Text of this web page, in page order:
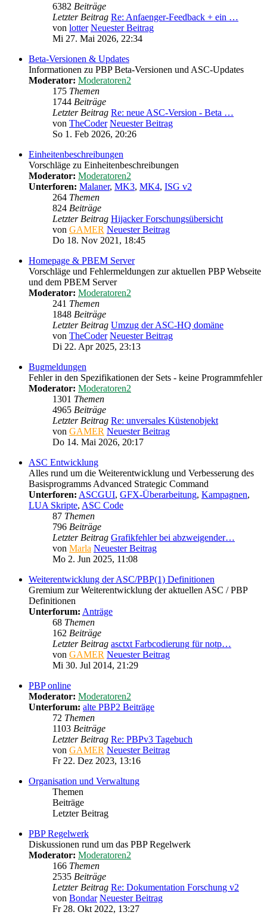
6382 Beiträge
Letzter Beitrag Re: Anfaenger-Feedback + ein …
von lotter Neuester Beitrag
Mi 27. Mai 2026, 22:34
Beta-Versionen & Updates
Informationen zu PBP Beta-Versionen und ASC-Updates
Moderator: Moderatoren2
175 Themen
1744 Beiträge
Letzter Beitrag Re: neue ASC-Version - Beta …
von TheCoder Neuester Beitrag
So 1. Feb 2026, 20:26
Einheitenbeschreibungen
Vorschläge zu Einheitenbeschreibungen
Moderator: Moderatoren2
Unterforen: Malaner, MK3, MK4, ISG v2
264 Themen
824 Beiträge
Letzter Beitrag Hijacker Forschungsübersicht
von GAMER Neuester Beitrag
Do 18. Nov 2021, 18:45
Homepage & PBEM Server
Vorschläge und Fehlermeldungen zur aktuellen PBP Webseite
und dem PBEM Server
Moderator: Moderatoren2
241 Themen
1848 Beiträge
Letzter Beitrag Umzug der ASC-HQ domäne
von TheCoder Neuester Beitrag
Di 22. Apr 2025, 23:13
Bugmeldungen
Fehler in den Spezifikationen der Sets - keine Programmfehler
Moderator: Moderatoren2
1301 Themen
4965 Beiträge
Letzter Beitrag Re: unversales Küstenobjekt
von GAMER Neuester Beitrag
Do 14. Mai 2026, 20:17
ASC Entwicklung
Alles rund um die Weiterentwicklung und Verbesserung des
Basisprogramms Advanced Strategic Command
Unterforen: ASCGUI, GFX-Überarbeitung, Kampagnen,
LUA Skripte, ASC Code
87 Themen
796 Beiträge
Letzter Beitrag Grafikfehler bei abzweigender…
von Marla Neuester Beitrag
Mo 2. Jun 2025, 11:08
Weiterentwicklung der ASC/PBP(1) Definitionen
Gremium zur Weiterentwicklung der aktuellen ASC / PBP
Definitionen
Unterforum: Anträge
68 Themen
162 Beiträge
Letzter Beitrag asctxt Farbcodierung für notp…
von GAMER Neuester Beitrag
Mi 30. Jul 2014, 21:29
PBP online
Moderator: Moderatoren2
Unterforum: alte PBP2 Beiträge
72 Themen
1103 Beiträge
Letzter Beitrag Re: PBPv3 Tagebuch
von GAMER Neuester Beitrag
Fr 22. Dez 2023, 13:16
Organisation und Verwaltung
Themen
Beiträge
Letzter Beitrag
PBP Regelwerk
Diskussionen rund um das PBP Regelwerk
Moderator: Moderatoren2
166 Themen
2535 Beiträge
Letzter Beitrag Re: Dokumentation Forschung v2
von Bondar Neuester Beitrag
Fr 28. Okt 2022, 13:27